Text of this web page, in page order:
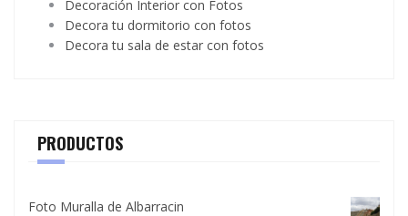
Decoración Interior con Fotos
Decora tu dormitorio con fotos
Decora tu sala de estar con fotos
PRODUCTOS
Foto Muralla de Albarracin